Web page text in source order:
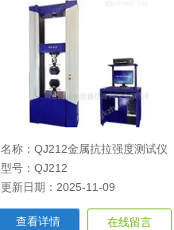
名称： QJ212金属抗拉强度测试仪
型号：QJ212
更新日期：2025-11-09
查看详情 在线留言